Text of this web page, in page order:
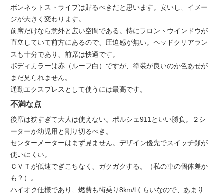
ボンネットストライプは貼るべきだと思います。安いし、イメー
ジが大きく変わります。
前席だけなら意外と広い空間である。特にフロントウインドウが
直立していて前方にあるので、圧迫感が無い。ヘッドクリアラン
スも十分であり、前席は快適です。
ボディカラーは赤（ルーフ白）ですが、塗装が良いのか色あせが
まだ見られません。
通勤エクスプレスとして使うには最高です。
不満な点
後席は狭すぎて大人は使えない。ポルシェ911といい勝負。２シ
ーターか幼児用と割り切るべき。
センターメーターはまず見ません。デザイン優先でスイッチ類が
使いにくい。
ＣＶＴが低速でぎこちなく、ガクガクする。（私の車の個体差か
も？）。
ハイオク仕様であり、燃費も街乗り8km/lくらいなので、あまり